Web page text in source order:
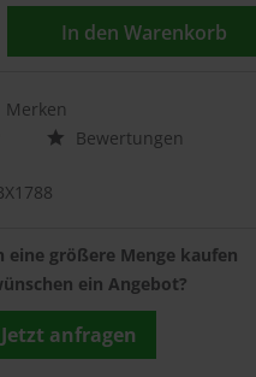
In den Warenkorb
Merken
Bewertungen
eine größere Menge kaufen
ein Angebot?
Jetzt anfragen